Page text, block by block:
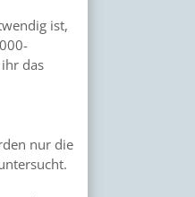
ist,
das
nur die